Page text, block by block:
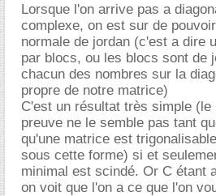
Lorsque l'on arrive pas a
complexe, on est sur de
normale de jordan (c'est a dire
par blocs, ou les blocs sont de
chacun des nombres sur la
propre de notre matrice)
C'est un résultat très simple
preuve ne le semble pas tant
qu'une matrice est
sous cette forme) si et
minimal est scindé. Or C étant
on voit que l'on a ce que l'on